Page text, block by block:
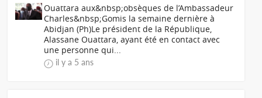
Ouattara aux&nbsp;obsèques de l’Ambassadeur
Charles&nbsp;Gomis la semaine dernière à
Abidjan (Ph)Le président de la République,
Alassane Ouattara, ayant été en contact avec
une personne qui...
il y a 5 ans